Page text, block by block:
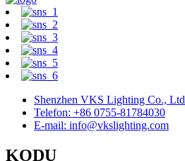
Shenzhen VKS Lighting Co., Ltd
Telefon: +86 0755-81784030
E-mail: info@vkslighting.com
KODU